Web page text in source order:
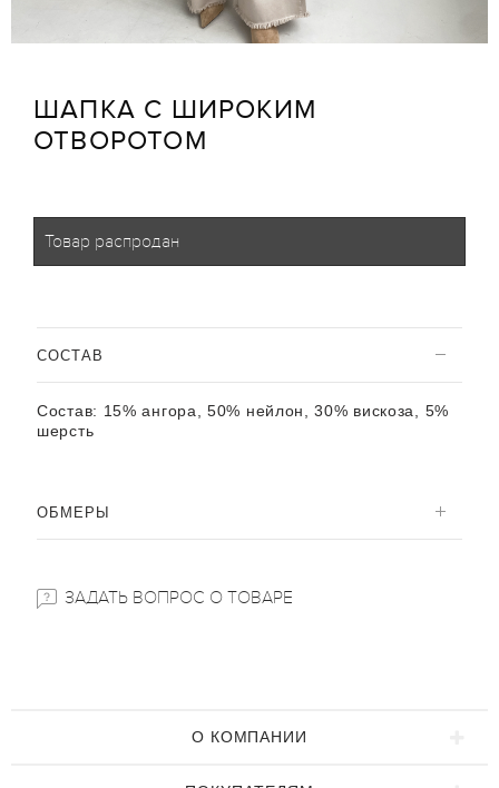
ШАПКА С ШИРОКИМ
ОТВОРОТОМ
Товар распродан
CОСТАВ
Состав: 15% ангора, 50% нейлон, 30% вискоза, 5%
шерсть
ОБМЕРЫ
ЗАДАТЬ ВОПРОС О ТОВАРЕ
О КОМПАНИИ